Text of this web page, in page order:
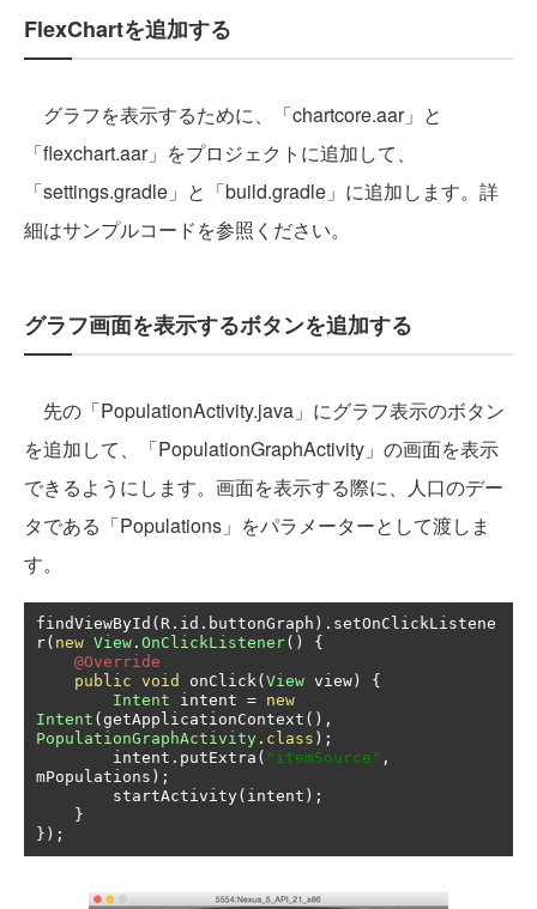
FlexChartを追加する
グラフを表示するために、「chartcore.aar」と
「flexchart.aar」をプロジェクトに追加して、
「settings.gradle」と「build.gradle」に追加します。詳
細はサンプルコードを参照ください。
グラフ画面を表示するボタンを追加する
先の「PopulationActivity.java」にグラフ表示のボタン
を追加して、「PopulationGraphActivity」の画面を表示
できるようにします。画面を表示する際に、人口のデー
タである「Populations」をパラメーターとして渡しま
す。
findViewById ( R . id . buttonGraph ). setOnClickListene
r( new View . OnClickListener()
{
@Override
public void onClick( View view )
{
Intent intent = new
Intent ( getApplicationContext (),
PopulationGraphActivity . class );
        intent
. putExtra ( "itemSource" ,
mPopulations );
        startActivity
( intent );
}
});